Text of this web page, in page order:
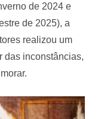
de 2024 e
de 2025), a
realizou um
das inconstâncias,